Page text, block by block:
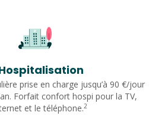
prise en charge jusqu’à 90 €/jour
Forfait confort hospi pour la TV,
et le téléphone.2